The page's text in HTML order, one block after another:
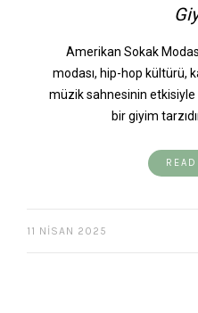
Amerikan Sokak
modası, hip-hop kültürü,
müzik sahnesinin etkisiyle
bir giyim
11 NISAN 2025